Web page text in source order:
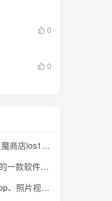
0
0
系统马上起飞了
，超级好用
器，完全免费无广